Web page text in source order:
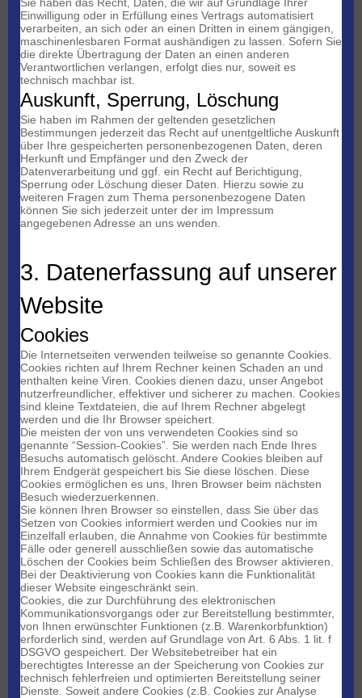
Einwilligung oder in Erfüllung eines Vertrags automatisiert
verarbeiten, an sich oder an einen Dritten in einem gängigen,
maschinenlesbaren Format aushändigen zu lassen. Sofern Sie
die direkte Übertragung der Daten an einen anderen
Verantwortlichen verlangen, erfolgt dies nur, soweit es
technisch machbar ist.
Auskunft, Sperrung, Löschung
Sie haben im Rahmen der geltenden gesetzlichen
Bestimmungen jederzeit das Recht auf unentgeltliche Auskunft
über Ihre gespeicherten personenbezogenen Daten, deren
Herkunft und Empfänger und den Zweck der
Datenverarbeitung und ggf. ein Recht auf Berichtigung,
Sperrung oder Löschung dieser Daten. Hierzu sowie zu
weiteren Fragen zum Thema personenbezogene Daten
können Sie sich jederzeit unter der im Impressum
angegebenen Adresse an uns wenden.
3. Datenerfassung auf unserer
Website
Cookies
Die Internetseiten verwenden teilweise so genannte Cookies.
Cookies richten auf Ihrem Rechner keinen Schaden an und
enthalten keine Viren. Cookies dienen dazu, unser Angebot
nutzerfreundlicher, effektiver und sicherer zu machen. Cookies
sind kleine Textdateien, die auf Ihrem Rechner abgelegt
werden und die Ihr Browser speichert.
Die meisten der von uns verwendeten Cookies sind so
genannte “Session-Cookies”. Sie werden nach Ende Ihres
Besuchs automatisch gelöscht. Andere Cookies bleiben auf
Ihrem Endgerät gespeichert bis Sie diese löschen. Diese
Cookies ermöglichen es uns, Ihren Browser beim nächsten
Besuch wiederzuerkennen.
Sie können Ihren Browser so einstellen, dass Sie über das
Setzen von Cookies informiert werden und Cookies nur im
Einzelfall erlauben, die Annahme von Cookies für bestimmte
Fälle oder generell ausschließen sowie das automatische
Löschen der Cookies beim Schließen des Browser aktivieren.
Bei der Deaktivierung von Cookies kann die Funktionalität
dieser Website eingeschränkt sein.
Cookies, die zur Durchführung des elektronischen
Kommunikationsvorgangs oder zur Bereitstellung bestimmter,
von Ihnen erwünschter Funktionen (z.B. Warenkorbfunktion)
erforderlich sind, werden auf Grundlage von Art. 6 Abs. 1 lit. f
DSGVO gespeichert. Der Websitebetreiber hat ein
berechtigtes Interesse an der Speicherung von Cookies zur
technisch fehlerfreien und optimierten Bereitstellung seiner
Dienste. Soweit andere Cookies (z.B. Cookies zur Analyse